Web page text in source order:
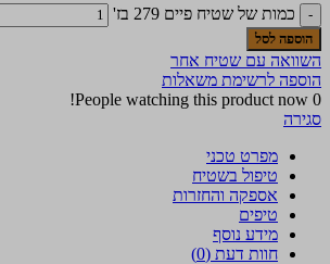
כמות של שטיח פיים 279 בז'
הוספה לסל
השוואה עם שטיח אחר
הוספה לרשימת משאלות
0
People watching this product now!
סגירה
מפרט טכני
טיפול בשטיח
אספקה והחזרות
טיפים
מידע נוסף
חוות דעת (0)